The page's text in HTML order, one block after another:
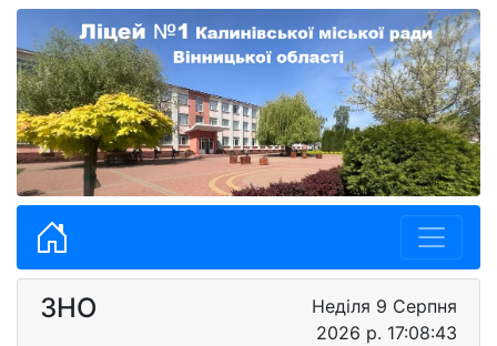
ЗНО
Неділя 9 Серпня
2026 р. 17:08:44